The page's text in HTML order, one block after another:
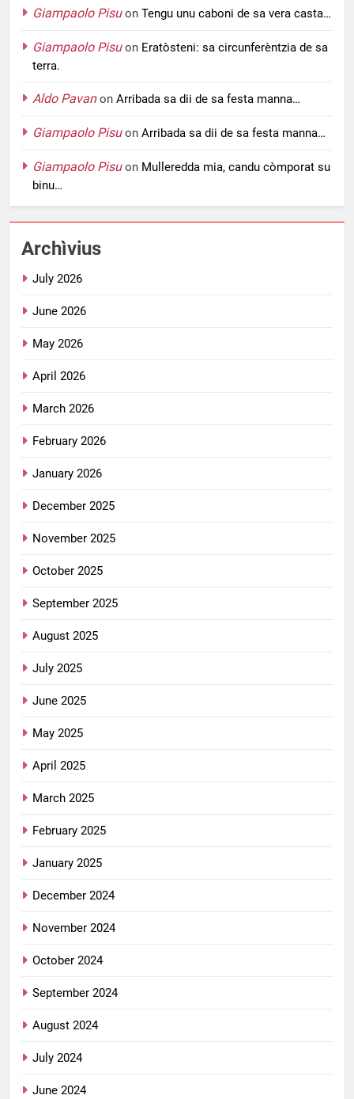
Giampaolo Pisuon Tengu unu caboni de sa vera casta…
Giampaolo Pisuon Eratòsteni: sa circunferèntzia de sa
terra.
Aldo Pavanon Arribada sa dii de sa festa manna…
Giampaolo Pisuon Arribada sa dii de sa festa manna…
Giampaolo Pisuon Mulleredda mia, candu còmporat su
binu…
Archìvius
July 2026
June 2026
May 2026
April 2026
March 2026
February 2026
January 2026
December 2025
November 2025
October 2025
September 2025
August 2025
July 2025
June 2025
May 2025
April 2025
March 2025
February 2025
January 2025
December 2024
November 2024
October 2024
September 2024
August 2024
July 2024
June 2024